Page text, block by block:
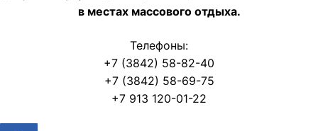
в местах массового отдыха.
Телефоны:
+7 (3842) 58-82-40
+7 (3842) 58-69-75
+7 913 120-01-22